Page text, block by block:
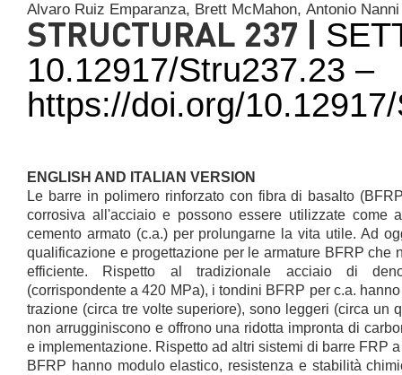
Alvaro Ruiz Emparanza, Brett McMahon, Antonio Nanni
STRUCTURAL 237 |
10.12917/Stru237.23 –
https://doi.org/
ENGLISH AND ITALIAN VERSION
Le barre in polimero rinforzato con fibra di basalto
corrosiva all'acciaio e possono essere utilizzate come
cemento armato (c.a.) per prolungarne la vita utile. Ad
qualificazione e progettazione per le armature BFRP che
efficiente. Rispetto al tradizionale acciaio di
(corrispondente a 420 MPa), i tondini BFRP per c.a.
trazione (circa tre volte superiore), sono leggeri (circa un
non arrugginiscono e offrono una ridotta impronta di
e implementazione. Rispetto ad altri sistemi di barre FRP
BFRP hanno modulo elastico, resistenza e stabilità